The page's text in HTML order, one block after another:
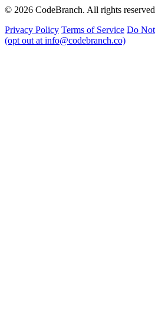
© 2026 CodeBranch. All rights
Privacy Policy Terms of Service Do
(opt out at info@codebranch.co)